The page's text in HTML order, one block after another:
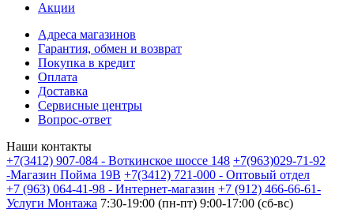
Акции
Адреса магазинов
Гарантия, обмен и возврат
Покупка в кредит
Оплата
Доставка
Сервисные центры
Вопрос-ответ
Наши контакты
+7(3412) 907-084 - Воткинское шоссе 148 +7(963)029-71-92
-Магазин Пойма 19В +7(3412) 721-000 - Оптовый отдел
+7 (963) 064-41-98 - Интернет-магазин +7 (912) 466-66-61-
Услуги Монтажа 7:30-19:00 (пн-пт) 9:00-17:00 (сб-вс)